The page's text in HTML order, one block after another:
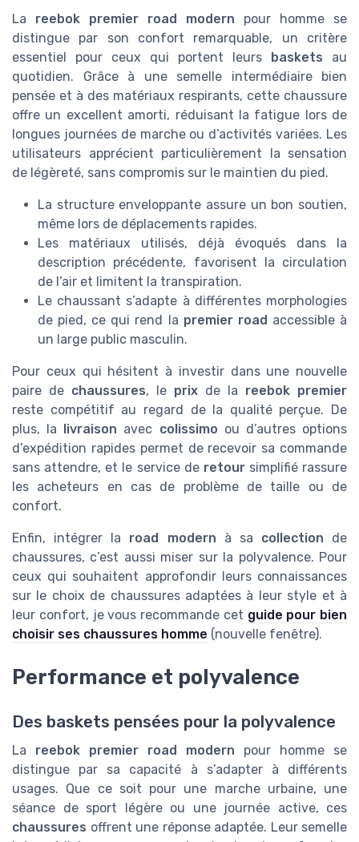
La reebok premier road modern pour homme se
distingue par son confort remarquable, un critère
essentiel pour ceux qui portent leurs baskets au
quotidien. Grâce à une semelle intermédiaire bien
pensée et à des matériaux respirants, cette chaussure
offre un excellent amorti, réduisant la fatigue lors de
longues journées de marche ou d’activités variées. Les
utilisateurs apprécient particulièrement la sensation
de légèreté, sans compromis sur le maintien du pied.
La structure enveloppante assure un bon soutien,
même lors de déplacements rapides.
Les matériaux utilisés, déjà évoqués dans la
description précédente, favorisent la circulation
de l’air et limitent la transpiration.
Le chaussant s’adapte à différentes morphologies
de pied, ce qui rend la premier road accessible à
un large public masculin.
Pour ceux qui hésitent à investir dans une nouvelle
paire de chaussures, le prix de la reebok premier
reste compétitif au regard de la qualité perçue. De
plus, la livraison avec colissimo ou d’autres options
d’expédition rapides permet de recevoir sa commande
sans attendre, et le service de retoursimplifié rassure
les acheteurs en cas de problème de taille ou de
confort.
Enfin, intégrer la road modern à sa collection de
chaussures, c’est aussi miser sur la polyvalence. Pour
ceux qui souhaitent approfondir leurs connaissances
sur le choix de chaussures adaptées à leur style et à
leur confort, je vous recommande cet guide pour bien
choisir ses chaussures homme (nouvelle fenêtre).
Performance et polyvalence
Des baskets pensées pour la polyvalence
La reebok premier road modern pour homme se
distingue par sa capacité à s’adapter à différents
usages. Que ce soit pour une marche urbaine, une
séance de sport légère ou une journée active, ces
chaussures offrent une réponse adaptée. Leur semelle